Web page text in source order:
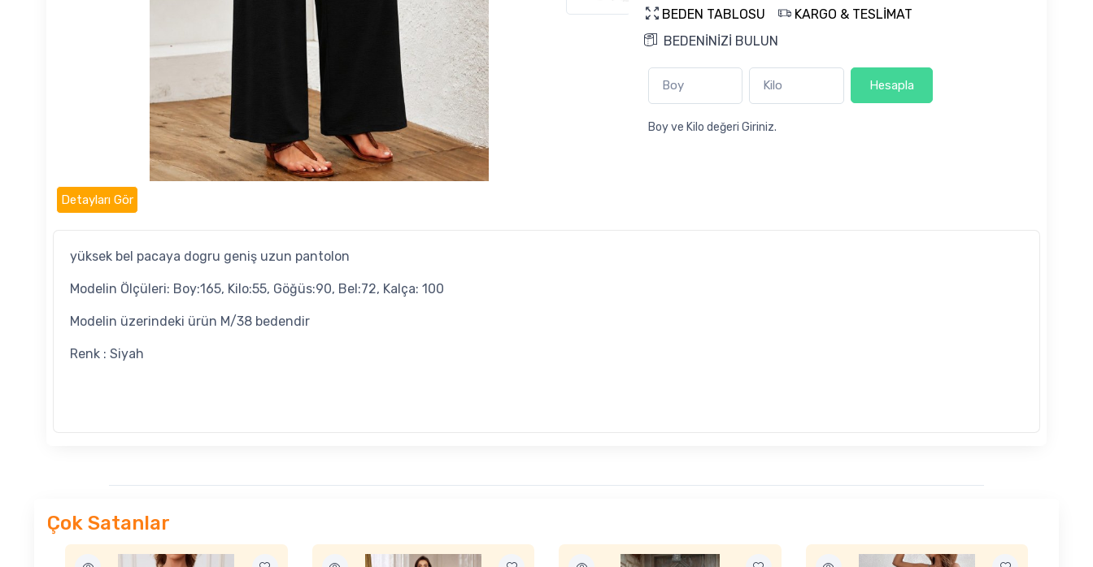
BEDEN TABLOSU
KARGO & TESLİMAT
BEDENİNİZİ BULUN
Hesapla
Boy ve Kilo değeri Giriniz.
Detayları Gör
yüksek bel pacaya dogru geniş uzun pantolon
Modelin Ölçüleri: Boy:165, Kilo:55, Göğüs:90, Bel:72, Kalça: 100
Modelin üzerindeki ürün M/38 bedendir
Renk : Siyah
Çok Satanlar